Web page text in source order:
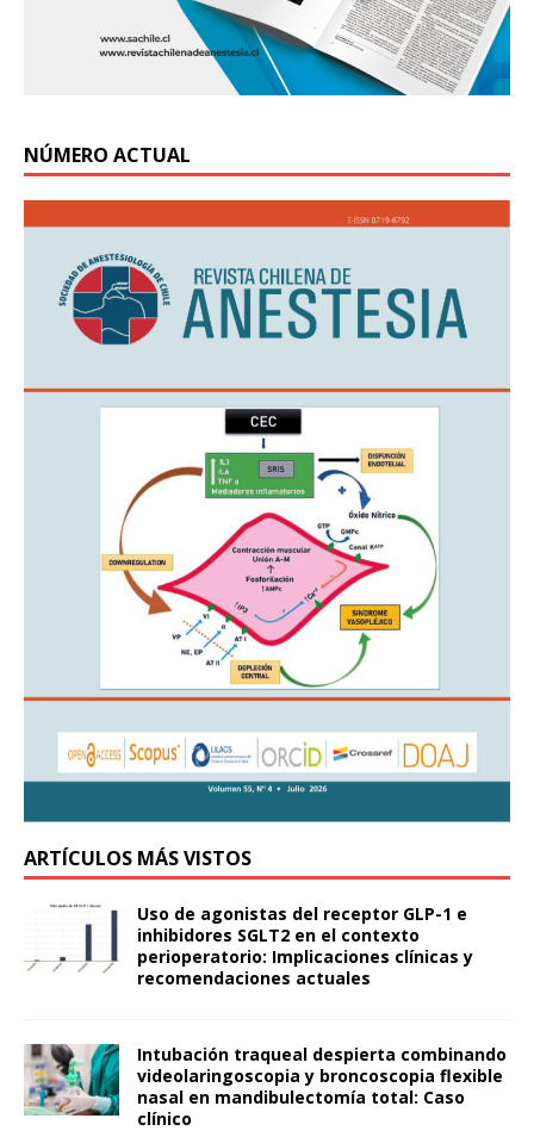
NÚMERO ACTUAL
ARTÍCULOS MÁS VISTOS
Uso de agonistas del receptor GLP-1 e
inhibidores SGLT2 en el contexto
perioperatorio: Implicaciones clínicas y
recomendaciones actuales
Intubación traqueal despierta combinando
videolaringoscopia y broncoscopia flexible
nasal en mandibulectomía total: Caso
clínico